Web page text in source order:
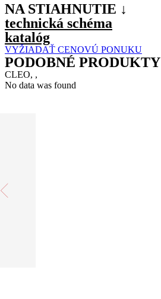
NA STIAHNUTIE ↓
technická schéma
katalóg
VYŽIADAŤ CENOVÚ PONUKU
PODOBNÉ PRODUKTY
CLEO, ,
No data was found